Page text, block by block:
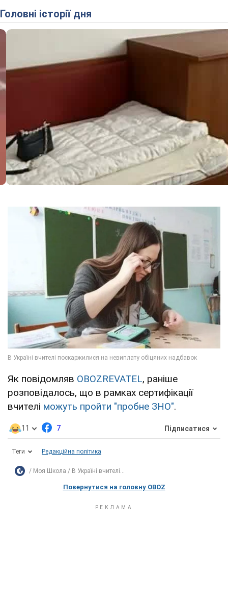
Головні історії дня
Як повідомляв OBOZREVATEL, раніше
розповідалось, що в рамках сертифікації
вчителі можуть пройти "пробне ЗНО".
11 7 Підписатися
Теги Редакційна політика
Моя Школа В Україні вчителі...
Повернутися на головну OBOZ